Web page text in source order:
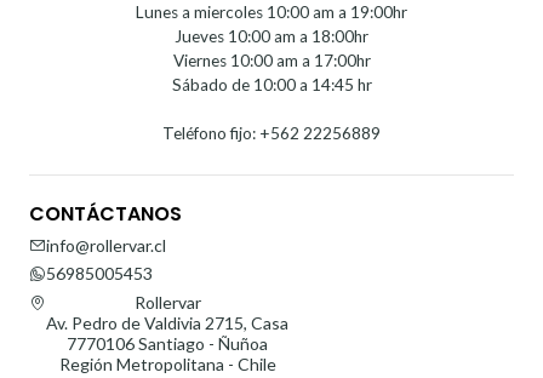
Lunes a miercoles 10:00 am a 19:00hr
Jueves 10:00 am a 18:00hr
Viernes 10:00 am a 17:00hr
Sábado de 10:00 a 14:45 hr
Teléfono fijo: +562 22256889
CONTÁCTANOS
info@rollervar.cl
56985005453
Rollervar
Av. Pedro de Valdivia 2715, Casa
7770106 Santiago - Ñuñoa
Región Metropolitana - Chile